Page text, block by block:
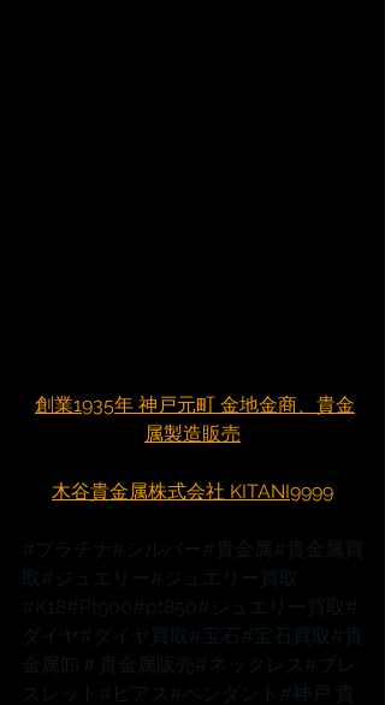
創業1935年 神戸元町 金地金商、貴金
属製造販売
木谷貴金属株式会社 KITANI9999
#プラチナ #シルバー #貴金属#貴金属買
取 #ジュエリー #ジュエリー買取
#K18#Pt900#pt850#ジュエリー買取 #
ダイヤ #ダイヤ買取 #宝石 #宝石買取 #貴
金属卸 ＃貴金属販売#ネックレス #ブレ
スレット #ピアス #ペンダント #神戸 貴